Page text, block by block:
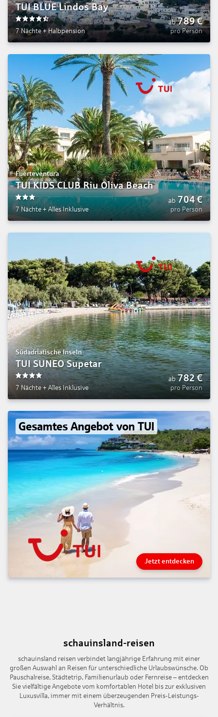
TUI BLUE Lindos Bay
4.5
7 Nächte+Halbpension
ab 789€
pro Person
Fuerteventura
TUI KIDS CLUB Riu Oliva Beach
3
7 Nächte+ Alles Inklusive
ab 704€
pro Person
Südadriatische Inseln
TUI SUNEO Supetar
4
7 Nächte + Alles Inklusive
ab 782 €
pro Person
Gesamtes Angebot von TUI
Jetzt entdecken
schauinsland-reisen
schauinsland reisen verbindet langjährige Erfahrung mit einer
großen Auswahl an Reisen für unterschiedliche Urlaubswünsche. Ob
Pauschalreise, Städtetrip, Familienurlaub oder Fernreise – entdecken
Sie vielfältige Angebote vom komfortablen Hotel bis zur exklusiven
Luxusvilla, immer mit einem überzeugenden Preis-Leistungs-
Verhältnis.